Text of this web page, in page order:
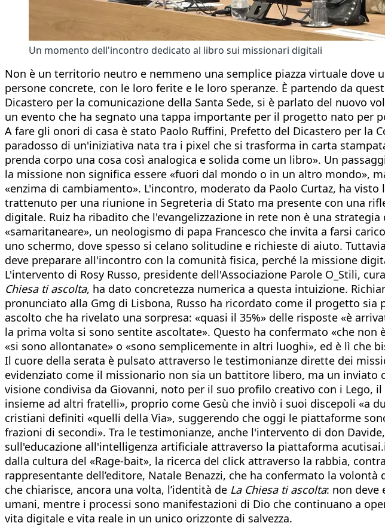
Un momento dell'incontro dedicato al libro sui missionari digitali
Non è un territorio neutro e nemmeno una semplice piazza virtuale
persone concrete, con le loro ferite e le loro speranze. È partendo da
Dicastero per la comunicazione della Santa Sede, si è parlato del nuovo
un evento che ha segnato una tappa importante per il progetto nato per
A fare gli onori di casa è stato Paolo Ruffini, Prefetto del Dicastero per
paradosso di un'iniziativa nata tra i pixel che si trasforma in carta
prenda corpo una cosa così analogica e solida come un libro». Un
la missione non significa essere «fuori dal mondo o in un altro mondo»,
«enzima di cambiamento». L'incontro, moderato da Paolo Curtaz, ha
trattenuto per una riunione in Segreteria di Stato ma presente con una
digitale. Ruiz ha ribadito che l'evangelizzazione in rete non è una
«samaritaneare», un neologismo di papa Francesco che invita a farsi
uno schermo, dove spesso si celano solitudine e richieste di aiuto.
deve preparare all'incontro con la comunità fisica, perché la missione
L'intervento di Rosy Russo, presidente dell'Associazione Parole O_Stili,
Chiesa ti ascolta, ha dato concretezza numerica a questa intuizione.
pronunciato alla Gmg di Lisbona, Russo ha ricordato come il progetto
ascolto che ha rivelato una sorpresa: «quasi il 35%» delle risposte «è
la prima volta si sono sentite ascoltate». Questo ha confermato «che
«si sono allontanate» o «sono semplicemente in altri luoghi», ed è lì che
Il cuore della serata è pulsato attraverso le testimonianze dirette dei
evidenziato come il missionario non sia un battitore libero, ma un inviato
visione condivisa da Giovanni, noto per il suo profilo creativo con i Lego,
insieme ad altri fratelli», proprio come Gesù che inviò i suoi discepoli «a
cristiani definiti «quelli della Via», suggerendo che oggi le piattaforme
frazioni di secondi». Tra le testimonianze, anche l'intervento di don
sull'educazione all'intelligenza artificiale attraverso la piattaforma
dalla cultura del «Rage-bait», la ricerca del click attraverso la rabbia,
rappresentante dell’editore, Natale Benazzi, che ha confermato la
che chiarisce, ancora una volta, l’identità de La Chiesa ti ascolta: non deve
umani, mentre i processi sono manifestazioni di Dio che continuano a
vita digitale e vita reale in un unico orizzonte di salvezza.